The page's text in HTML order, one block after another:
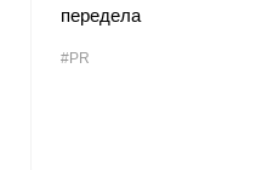
передела
#PR